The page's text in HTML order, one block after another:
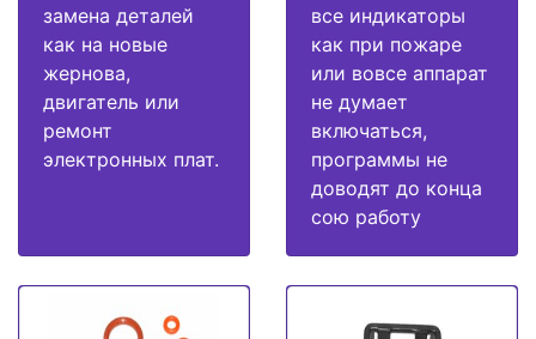
замена деталей
как на новые
жернова,
двигатель или
ремонт
электронных плат.
все индикаторы
как при пожаре
или вовсе аппарат
не думает
включаться,
программы не
доводят до конца
сою работу